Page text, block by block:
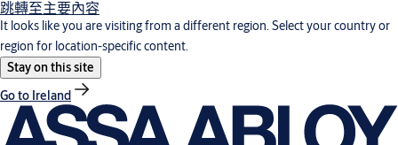
跳轉至主要內容
It looks like you are visiting from a different region. Select your country or
region for location-specific content.
Stay on this site
Go to Ireland